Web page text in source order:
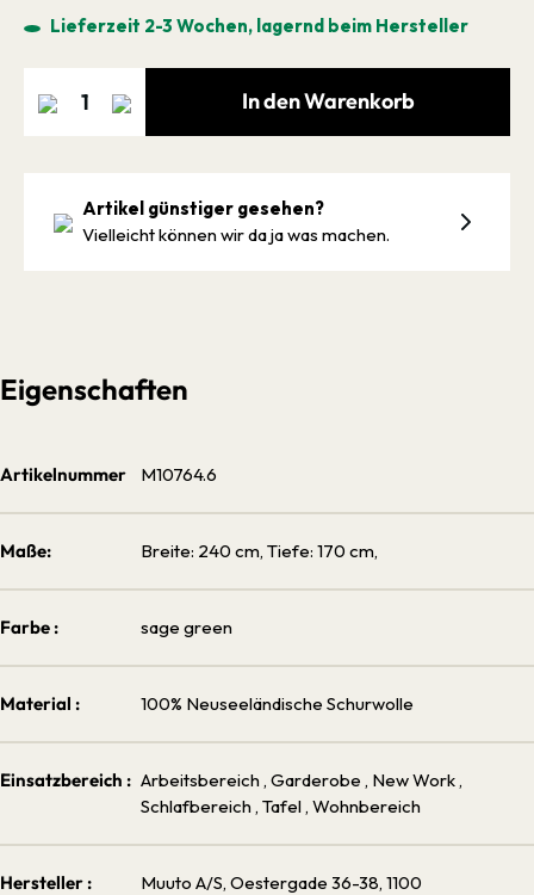
Lieferzeit 2-3 Wochen, lagernd beim Hersteller
In den Warenkorb
Artikel günstiger gesehen?
Vielleicht können wir da ja was machen.
Eigenschaften
Artikelnummer M10764.6
Maße: Breite: 240 cm, Tiefe: 170 cm,
Farbe : sage green
Material : 100% Neuseeländische Schurwolle
Einsatzbereich : Arbeitsbereich , Garderobe , New Work ,
Schlafbereich , Tafel , Wohnbereich
Hersteller :
Muuto A/S, Oestergade 36-38, 1100